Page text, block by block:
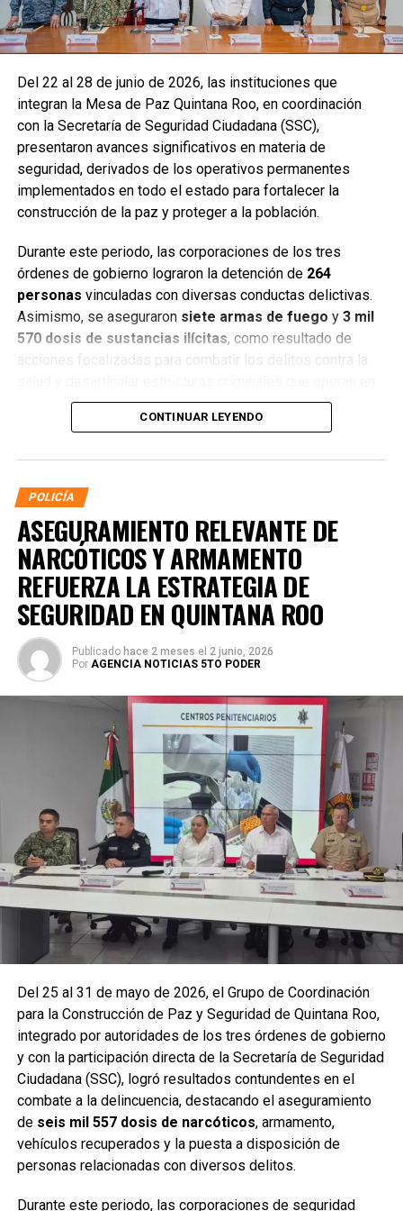
Del 22 al 28 de junio de 2026, las instituciones que
integran la Mesa de Paz Quintana Roo, en coordinación
con la Secretaría de Seguridad Ciudadana (SSC),
presentaron avances significativos en materia de
seguridad, derivados de los operativos permanentes
implementados en todo el estado para fortalecer la
construcción de la paz y proteger a la población.
Durante este periodo, las corporaciones de los tres
órdenes de gobierno lograron la detención de 264
personas vinculadas con diversas conductas delictivas.
Asimismo, se aseguraron siete armas de fuego y 3 mil
570 dosis de sustancias ilícitas, como resultado de
acciones focalizadas para combatir los delitos contra la
distintos municipios.
La coordinación tecnológica del C5 y el despliegue
operativo en campo permitieron la recuperación de105
relacionados con reportes de robo o probables
hechos delictivos. Además, se realizaron 24 mil 622
revisiones preventivasa personas y unidades
vehiculares, reforzando la vigilancia en zonas estratégicas
y puntos de alta movilidad.
Entre las acciones destacadas se encuentran detenciones
relevantes en
Benito Juárez, Lázaro Cárdenas y Tulum
narcóticos, vehículos y cumplimentaron órdenes de
CONTINUAR LEYENDO
POLICÍA
ASEGURAMIENTO RELEVANTE DE
NARCÓTICOS Y ARMAMENTO
REFUERZA LA ESTRATEGIA DE
SEGURIDAD EN QUINTANA ROO
Publicado hace 2 meses el 2 junio, 2026
Por AGENCIA NOTICIAS 5TO PODER
Del 25 al 31 de mayo de 2026, el Grupo de Coordinación
para la Construcción de Paz y Seguridad de Quintana Roo,
integrado por autoridades de los tres órdenes de gobierno
y con la participación directa de la Secretaría de Seguridad
Ciudadana (SSC), logró resultados contundentes en el
combate a la delincuencia, destacando el aseguramiento
de seis mil 557 dosis de narcóticos, armamento,
vehículos recuperados y la puesta a disposición de
personas relacionadas con diversos delitos.
Durante este periodo, las corporaciones de seguridad